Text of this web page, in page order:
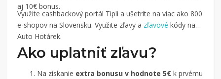
aj 10€ bonus.
Využite cashbackový portál Tipli a ušetrite na viac ako 800
e-shopov na Slovensku. Využite zľavy a zľavové kódy na
Auto Hotárek.
Ako uplatniť zľavu?
Na získanie extra bonusu v hodnote 5€ k prvému